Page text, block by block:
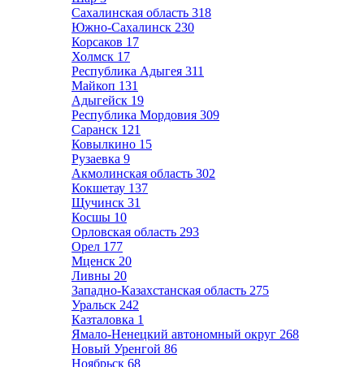
Сахалинская область 318
Южно-Сахалинск 230
Корсаков 17
Холмск 17
Республика Адыгея 311
Майкоп 131
Адыгейск 19
Республика Мордовия 309
Саранск 121
Ковылкино 15
Рузаевка 9
Акмолинская область 302
Кокшетау 137
Щучинск 31
Косшы 10
Орловская область 293
Орел 177
Мценск 20
Ливны 20
Западно-Казахстанская область 275
Уральск 242
Казталовка 1
Ямало-Ненецкий автономный округ 268
Новый Уренгой 86
Ноябрьск 68